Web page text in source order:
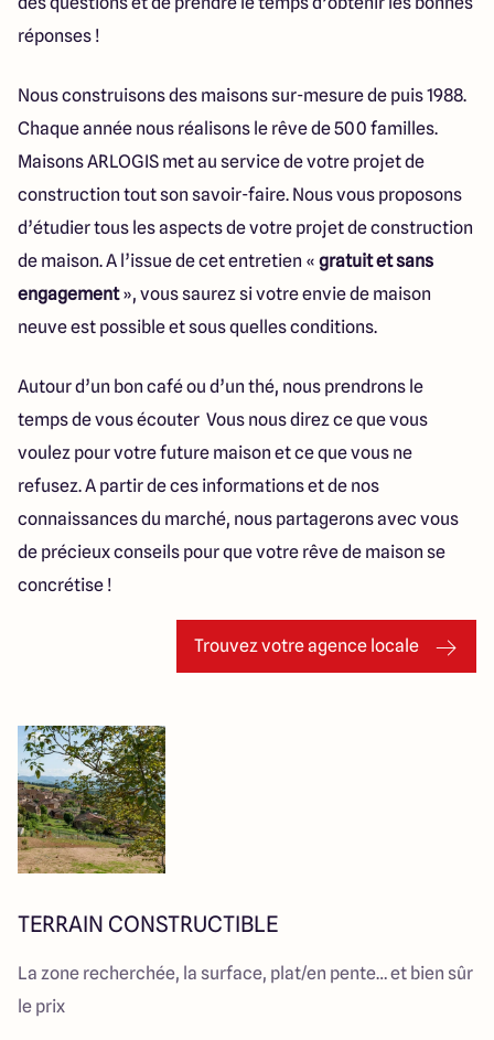
réponses !
Nous construisons des maisons sur-mesure de puis 1988.
Chaque année nous réalisons le rêve de 500 familles.
Maisons ARLOGIS met au service de votre projet de
construction tout son savoir-faire. Nous vous proposons
d’étudier tous les aspects de votre projet de construction
de maison. A l’issue de cet entretien « gratuit et sans
engagement», vous saurez si votre envie de maison
neuve est possible et sous quelles conditions.
Autour d’un bon café ou d’un thé, nous prendrons le
temps de vous écouter Vous nous direz ce que vous
voulez pour votre future maison et ce que vous ne
refusez. A partir de ces informations et de nos
connaissances du marché, nous partagerons avec vous
de précieux conseils pour que votre rêve de maison se
concrétise !
Trouvez votre agence locale
TERRAIN CONSTRUCTIBLE
La zone recherchée, la surface, plat/en pente… et bien sûr
le prix